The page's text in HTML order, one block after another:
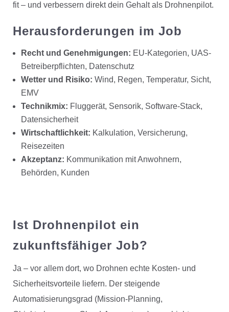
fit – und verbessern direkt dein Gehalt als Drohnenpilot.
Herausforderungen im Job
Recht und Genehmigungen: EU-Kategorien, UAS-
Betreiberpflichten, Datenschutz
Wetter und Risiko: Wind, Regen, Temperatur, Sicht,
EMV
Technikmix: Fluggerät, Sensorik, Software-Stack,
Datensicherheit
Wirtschaftlichkeit: Kalkulation, Versicherung,
Reisezeiten
Akzeptanz: Kommunikation mit Anwohnern,
Behörden, Kunden
Ist Drohnenpilot ein
zukunftsfähiger Job?
Ja – vor allem dort, wo Drohnen echte Kosten- und
Sicherheitsvorteile liefern. Der steigende
Automatisierungsgrad (Mission-Planning,